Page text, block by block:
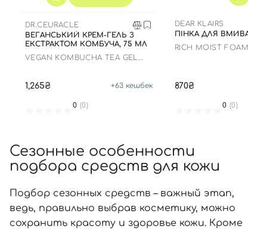
DR.CEURACLE
ВЕГАНСЬКИЙ КРЕМ-ГЕЛЬ З
ЕКСТРАКТОМ КОМБУЧА, 75 МЛ
VEGAN KOMBUCHA TEA GEL
1,265₴ +63 кешбек
0 (0)
DEAR KLAIRS
ПІНКА ДЛЯ
RICH MOIST FOAMING
870₴
0 (0)
Сезонные особенности
подбора средств для кожи
Подбор сезонных средств – важный этап,
ведь, правильно выбрав косметику, можно
сохранить красоту и здоровье кожи. Кроме